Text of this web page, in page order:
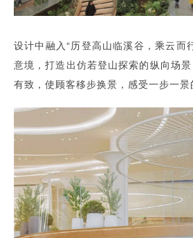
设计中融入“历登高山临溪谷，乘云而
意境，打造出仿若登山探索的纵向场
有致，使顾客移步换景，感受一步一景